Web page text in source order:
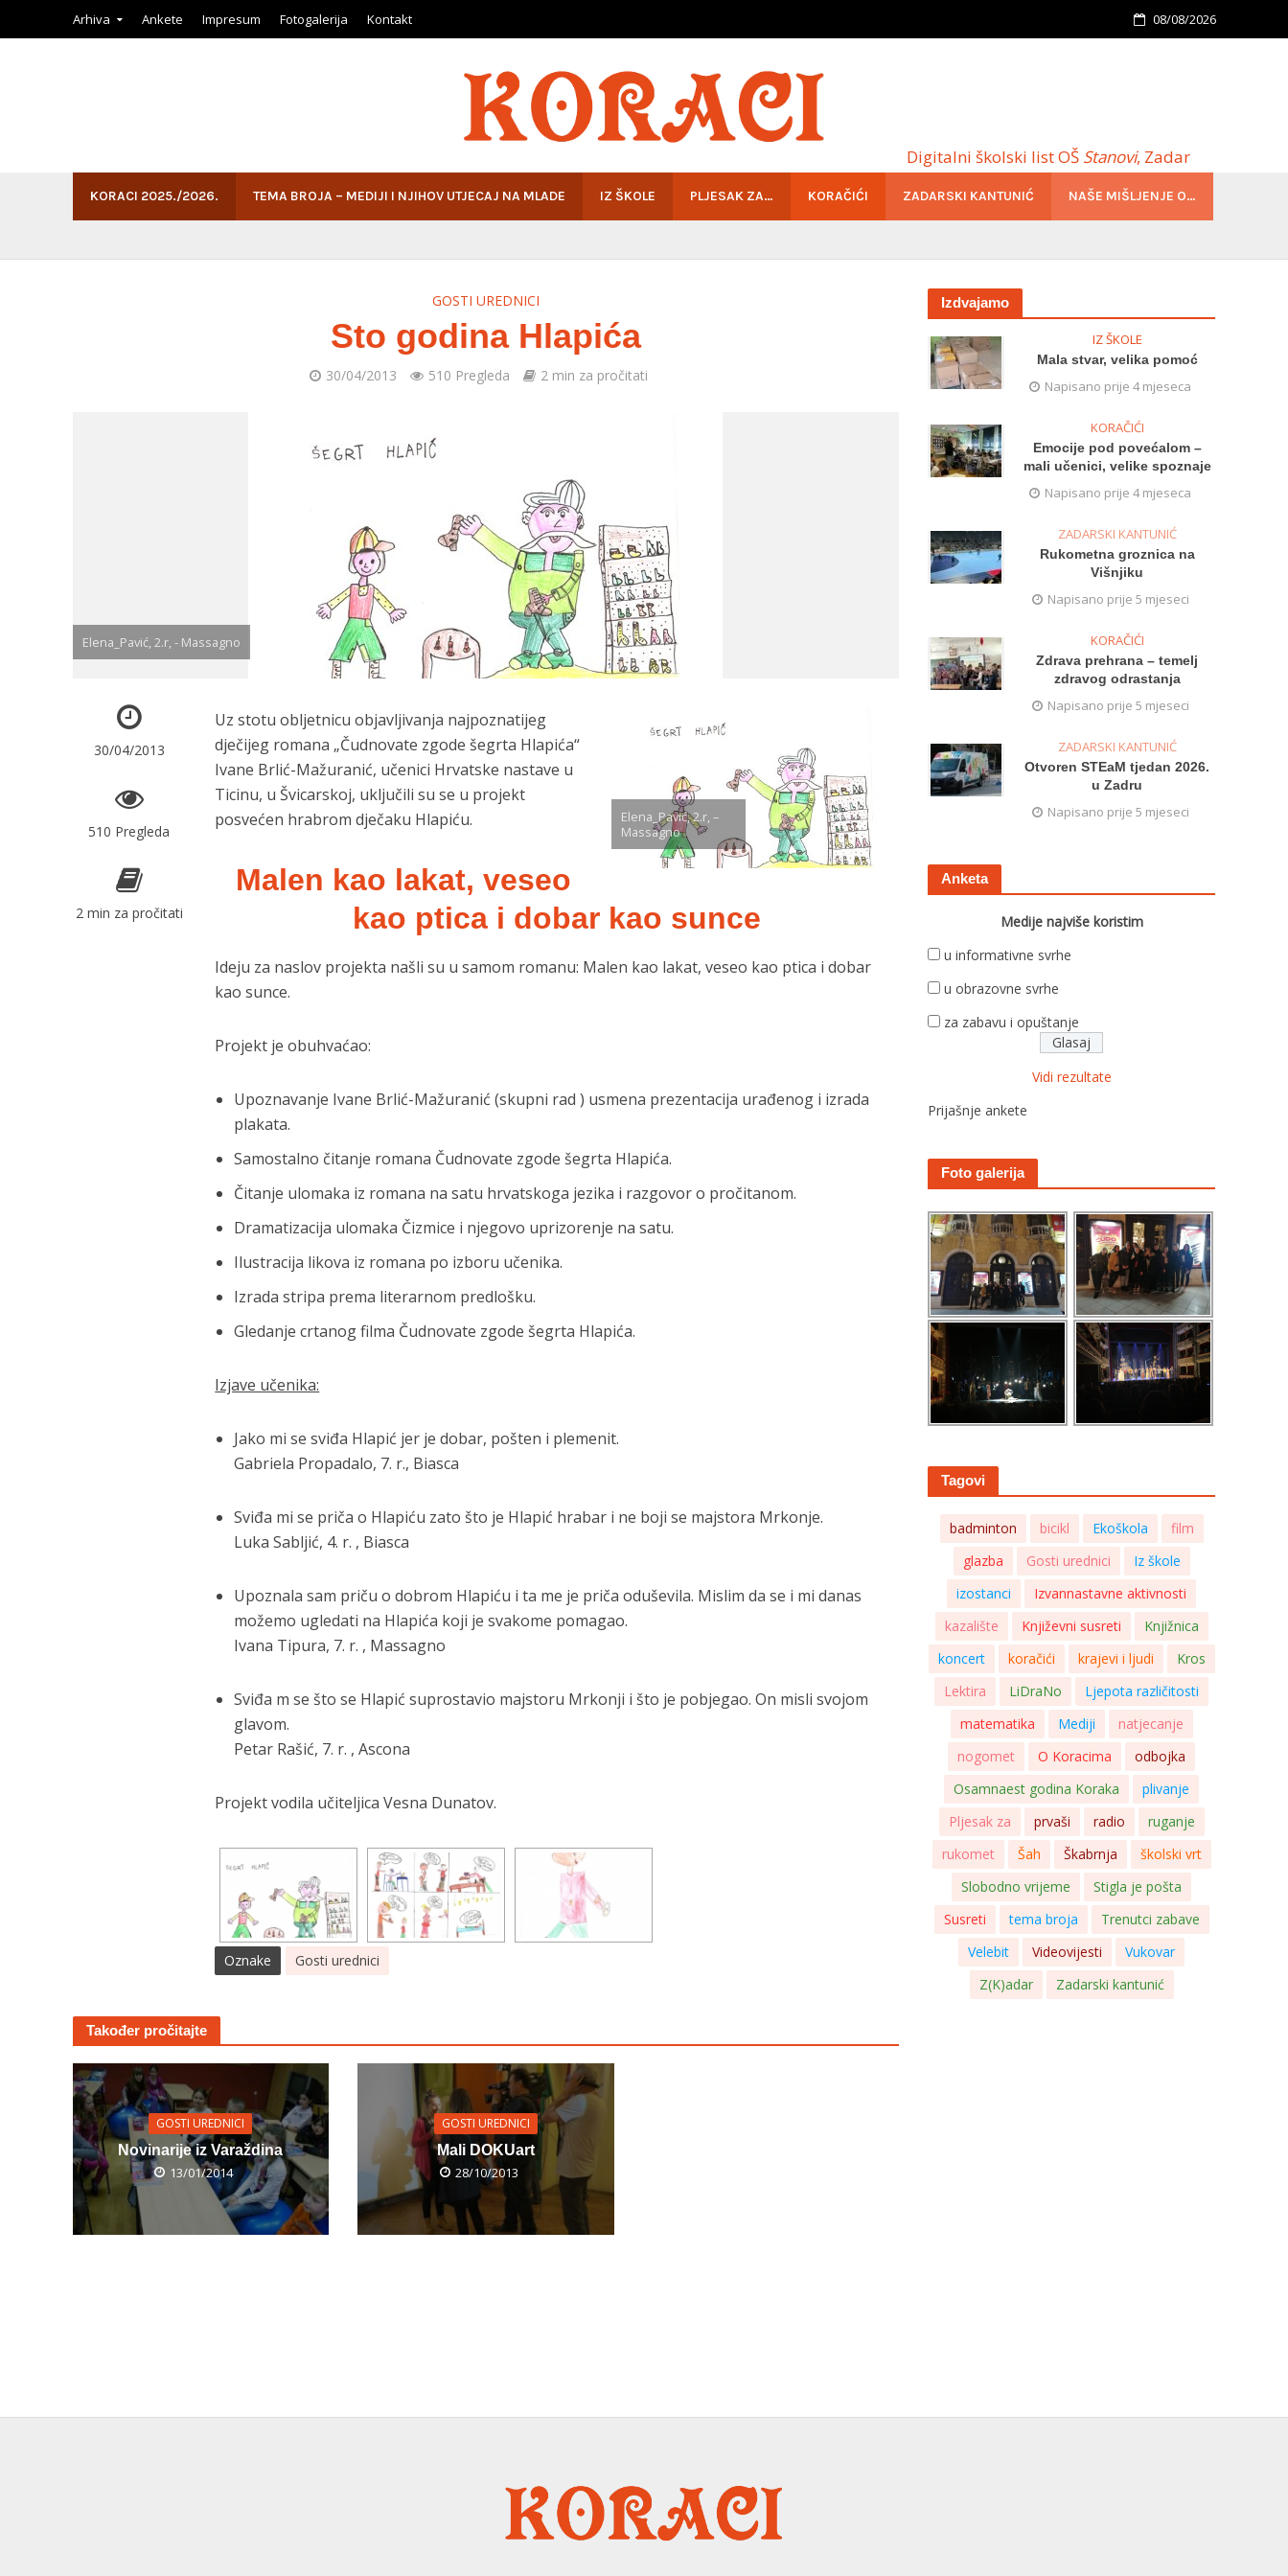
Arhiva Ankete Impresum Fotogalerija Kontakt 08/08/2026
Digitalni školski list OŠStanovi, Zadar
KORACI 2025./2026. TEMA BROJA – MEDIJI I NJIHOV UTJECAJ NA MLADE IZ ŠKOLE PLJESAK ZA… KORAČIĆI ZADARSKI KANTUNIĆ NAŠE MIŠLJENJE O…
GOSTI UREDNICI
Sto godina Hlapića
30/04/2013 510 Pregleda 2 min za pročitati
Elena_Pavić, 2.r, - Massagno
30/04/2013
510 Pregleda
2 min za pročitati
Elena_Pavić, 2.r, –
Massagno
Uz stotu obljetnicu objavljivanja najpoznatijeg
dječijeg romana „Čudnovate zgode šegrta Hlapića“
Ivane Brlić-Mažuranić, učenici Hrvatske nastave u
Ticinu, u Švicarskoj, uključili su se u projekt
posvećen hrabrom dječaku Hlapiću.
Malen kao lakat, veseo
kao ptica i dobar kao sunce
Ideju za naslov projekta našli su u samom romanu: Malen kao lakat, veseo kao ptica i dobar
kao sunce.
Projekt je obuhvaćao:
Upoznavanje Ivane Brlić-Mažuranić (skupni rad ) usmena prezentacija urađenog i izrada
plakata.
Samostalno čitanje romana Čudnovate zgode šegrta Hlapića.
Čitanje ulomaka iz romana na satu hrvatskoga jezika i razgovor o pročitanom.
Dramatizacija ulomaka Čizmice i njegovo uprizorenje na satu.
Ilustracija likova iz romana po izboru učenika.
Izrada stripa prema literarnom predlošku.
Gledanje crtanog filma Čudnovate zgode šegrta Hlapića.
Izjave učenika:
Jako mi se sviđa Hlapić jer je dobar, pošten i plemenit.
Gabriela Propadalo, 7. r., Biasca
Sviđa mi se priča o Hlapiću zato što je Hlapić hrabar i ne boji se majstora Mrkonje.
Luka Sabljić, 4. r. , Biasca
Upoznala sam priču o dobrom Hlapiću i ta me je priča oduševila. Mislim da se i mi danas
možemo ugledati na Hlapića koji je svakome pomagao.
Ivana Tipura, 7. r. , Massagno
Sviđa m se što se Hlapić suprostavio majstoru Mrkonji i što je pobjegao. On misli svojom
glavom.
Petar Rašić, 7. r. , Ascona
Projekt vodila učiteljica Vesna Dunatov.
Oznake Gosti urednici
Također pročitajte
GOSTI UREDNICI
Novinarije iz Varaždina
13/01/2014
GOSTI UREDNICI
Mali DOKUart
28/10/2013
Izdvajamo
IZ ŠKOLE
Mala stvar, velika pomoć
Napisano prije 4 mjeseca
KORAČIĆI
Emocije pod povećalom –
mali učenici, velike spoznaje
Napisano prije 4 mjeseca
ZADARSKI KANTUNIĆ
Rukometna groznica na
Višnjiku
Napisano prije 5 mjeseci
KORAČIĆI
Zdrava prehrana – temelj
zdravog odrastanja
Napisano prije 5 mjeseci
ZADARSKI KANTUNIĆ
Otvoren STEaM tjedan 2026.
u Zadru
Napisano prije 5 mjeseci
Anketa
Medije najviše koristim
u informativne svrhe
u obrazovne svrhe
za zabavu i opuštanje
Vidi rezultate
Prijašnje ankete
Foto galerija
Tagovi
badminton bicikl Ekoškola
film
glazba
Gosti urednici
Iz škole
izostanci
Izvannastavne aktivnosti
kazalište
Književni susreti
Knjižnica
koncert
koračići krajevi i ljudi
Kros
Lektira
LiDraNo
Ljepota različitosti
matematika
Mediji
natjecanje
nogomet
O Koracima
odbojka
Osamnaest godina Koraka
plivanje
Pljesak za
prvaši radio
ruganje
rukomet
Šah Škabrnja
školski vrt
Slobodno vrijeme
Stigla je pošta
Susreti
tema broja
Trenutci zabave
Velebit
Videovijesti
Vukovar
Z(K)adar
Zadarski kantunić